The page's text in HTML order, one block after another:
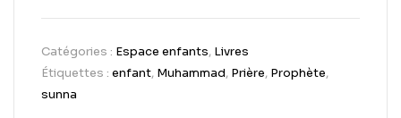
Catégories : Espace enfants, Livres
Étiquettes : enfant, Muhammad, Prière, Prophète,
sunna